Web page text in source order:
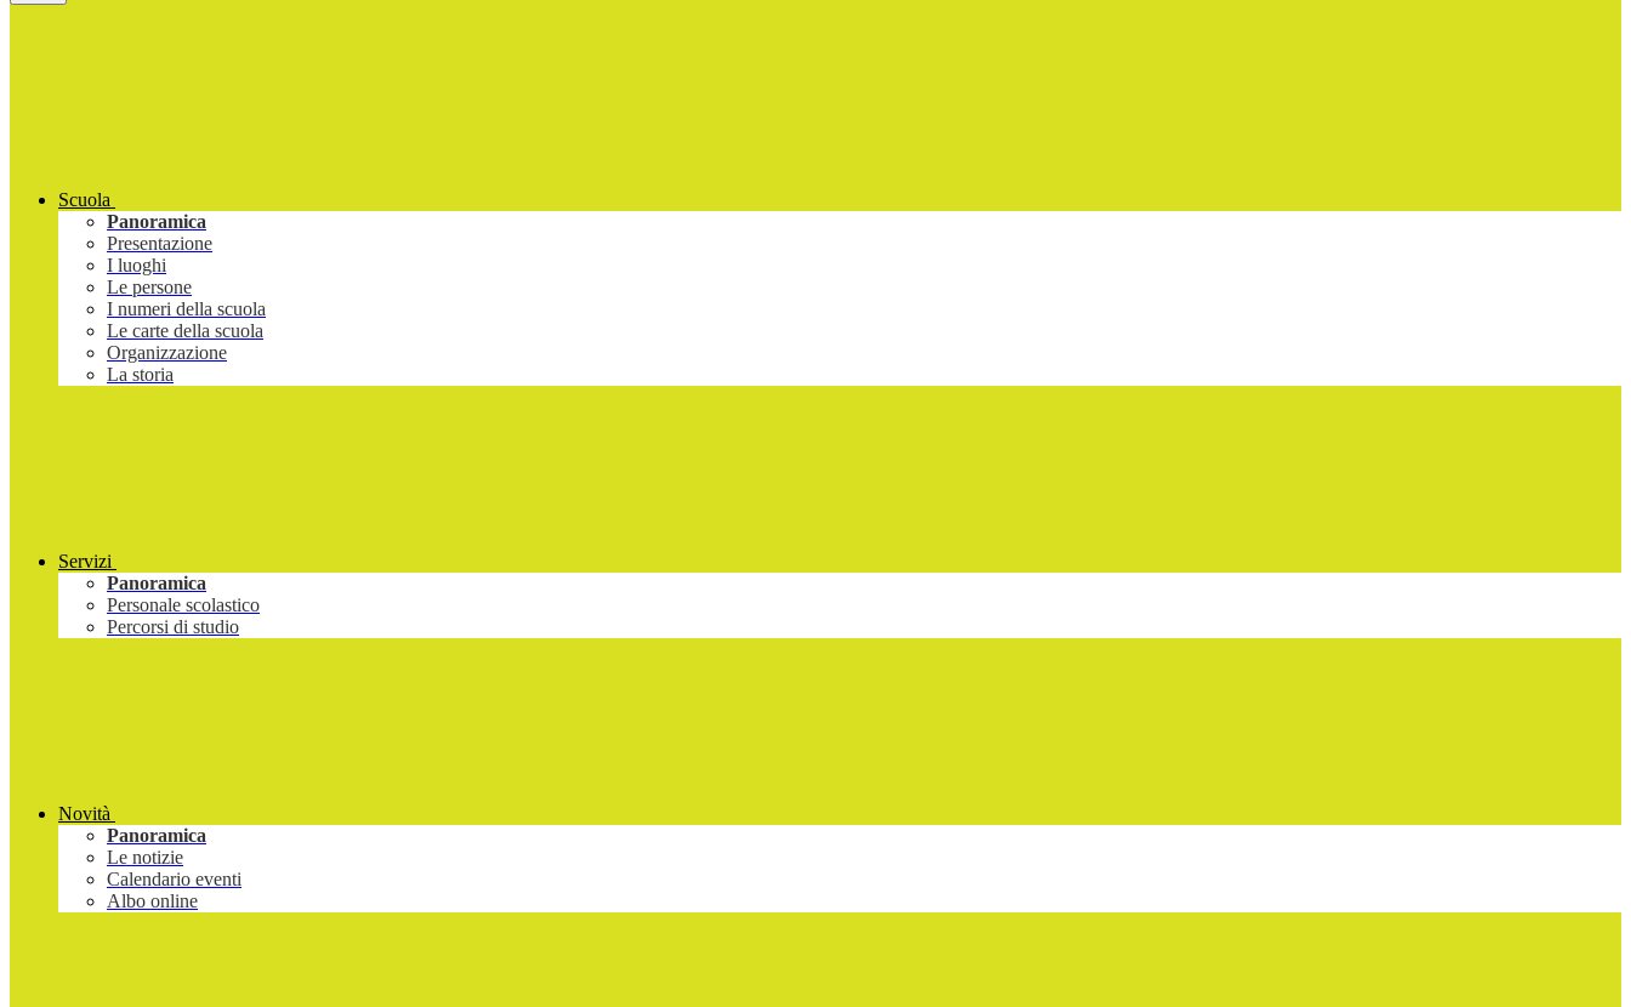
Scuola
Panoramica
Presentazione
I luoghi
Le persone
I numeri della scuola
Le carte della scuola
Organizzazione
La storia
Servizi
Panoramica
Personale scolastico
Percorsi di studio
Novità
Panoramica
Le notizie
Calendario eventi
Albo online